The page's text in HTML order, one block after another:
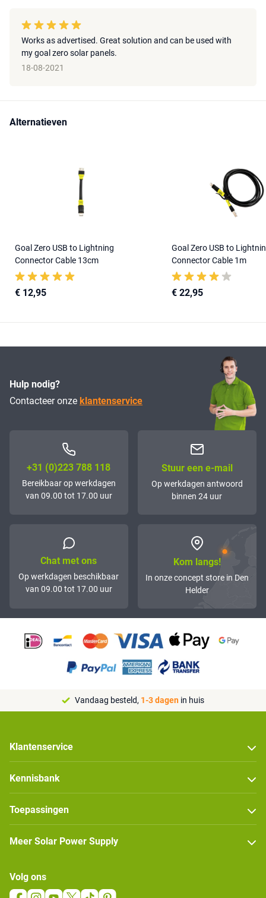
Works as advertised. Great solution and can be used with
my goal zero solar panels.
18-08-2021
Alternatieven
Goal Zero USB to Lightning
Connector Cable 13cm
€ 12,95
Goal Zero USB to
Connector Cable 1m
€ 22,95
Hulp nodig?
Contacteer onze klantenservice
+31 (0)223 788 118
Bereikbaar op werkdagen
van 09.00 tot 17.00 uur
Stuur een e-mail
Op werkdagen antwoord
binnen 24 uur
Chat met ons
Op werkdagen beschikbaar
van 09.00 tot 17.00 uur
Kom langs!
In onze concept store in Den
Helder
Vandaag besteld, 1-3 dagen in huis
Klantenservice
Kennisbank
Toepassingen
Meer Solar Power Supply
Volg ons